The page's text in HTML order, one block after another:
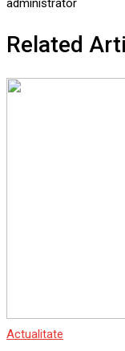
administrator
Related
Actualitate